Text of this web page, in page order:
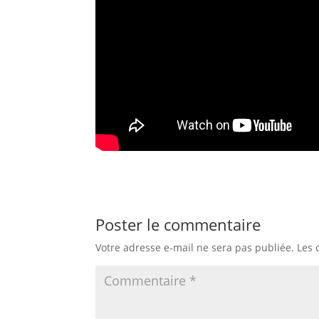
Poster le commentaire
Votre adresse e-mail ne sera pas publiée. Les